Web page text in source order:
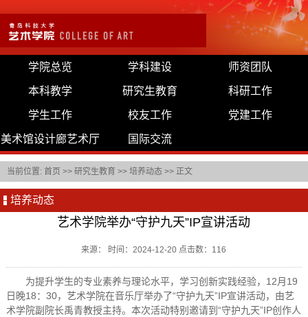
学院总览 学科建设 师资团队
本科教学 研究生教育 科研工作
学生工作 校友工作 党建工作
美术馆设计廊艺术厅 国际交流
当前位置: 首页 >> 研究生教育 >> 培养动态 >> 正文
培养动态
艺术学院举办“守护九天”IP宣讲活动
来源： 时间：2024-12-20 点击数： 116
为提升学生的专业素养与理论水平，学习创新实践经验，12月19
日晚18：30，艺术学院在音乐厅举办了“守护九天”IP宣讲活动，由艺
术学院副院长禹青教授主持。本次活动特别邀请到“守护九天”IP创作人